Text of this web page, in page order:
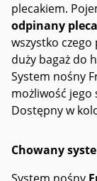
plecakiem.
odpinany
wszystko
duży bagaż do
System nośny
możliwość jego
Dostępny w
Chowany